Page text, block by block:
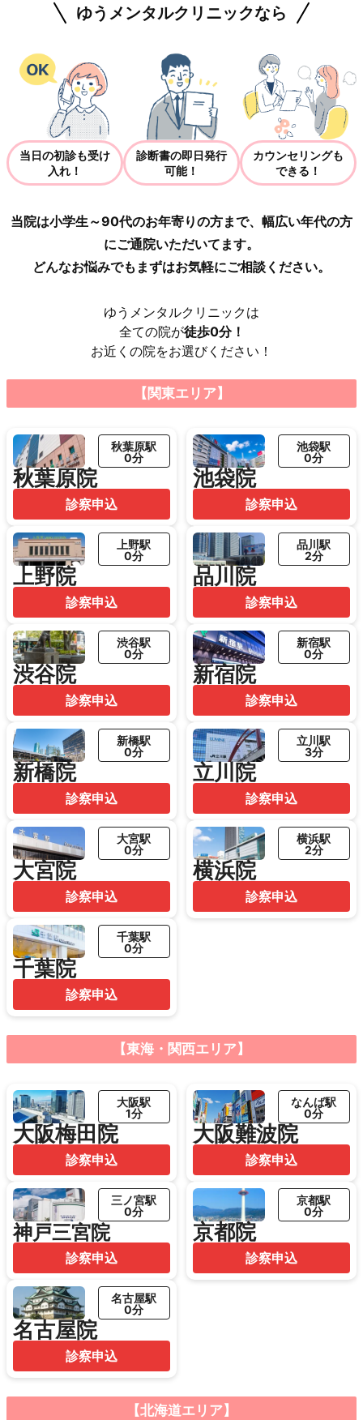
ゆうメンタルクリニックなら
当日の初診も受け
入れ！
診断書の即日発行
可能！
カウンセリングも
できる！
当院は小学生～90代のお年寄りの方まで、幅広い年代の方
にご通院いただいてます。
どんなお悩みでもまずはお気軽にご相談ください。
ゆうメンタルクリニックは
全ての院が徒歩0分！
お近くの院をお選びください！
【関東エリア】
秋葉原院
秋葉原駅
0分
診察申込
池袋院
池袋駅
0分
診察申込
上野院
上野駅
0分
診察申込
品川院
品川駅
2分
診察申込
渋谷院
渋谷駅
0分
診察申込
新宿院
新宿駅
0分
診察申込
新橋院
新橋駅
0分
診察申込
立川院
立川駅
3分
診察申込
大宮院
大宮駅
0分
診察申込
横浜院
横浜駅
2分
診察申込
千葉院
千葉駅
0分
診察申込
【東海・関西エリア】
大阪梅田院
大阪駅
1分
診察申込
大阪難波院
なんば駅
0分
診察申込
神戸三宮院
三ノ宮駅
0分
診察申込
京都院
京都駅
0分
診察申込
名古屋院
名古屋駅
0分
診察申込
【北海道エリア】